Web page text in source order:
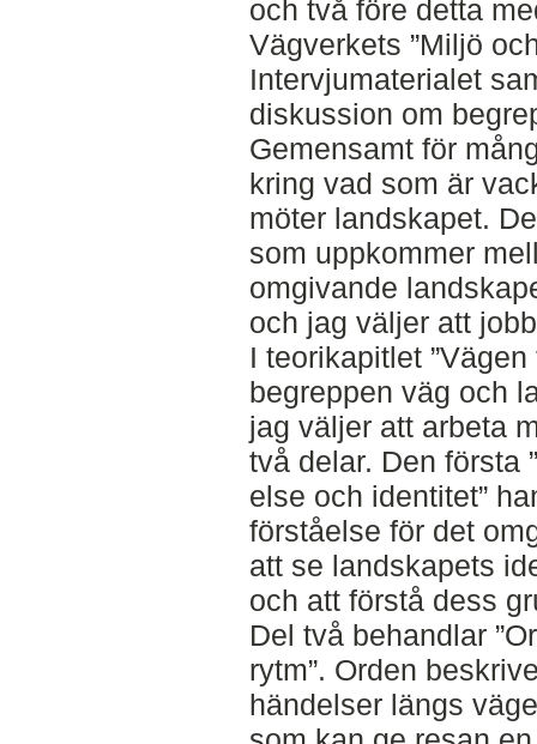
och två före detta
Vägverkets ”Miljö
Intervjumaterialet
diskussion om
Gemensamt för
kring vad som är
möter landskapet.
som uppkommer
omgivande
och jag väljer att
I teorikapitlet
begreppen väg och
jag väljer att arbeta
två delar. Den första
else och identitet”
förståelse för det
att se landskapets
och att förstå dess
Del två behandlar
rytm”. Orden
händelser längs